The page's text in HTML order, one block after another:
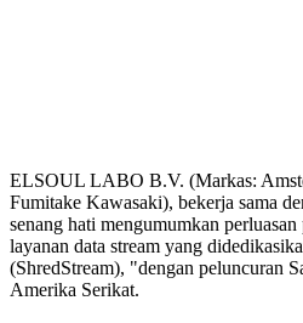
ELSOUL LABO B.V. (Markas:
Fumitake Kawasaki), bekerja sama
senang hati mengumumkan
layanan data stream yang
(ShredStream), "dengan peluncuran
Amerika Serikat.